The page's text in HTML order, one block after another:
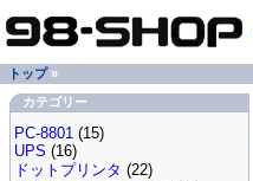
トップ»
カテゴリー
PC-8801 (15)
UPS (16)
ドットプリンタ (22)